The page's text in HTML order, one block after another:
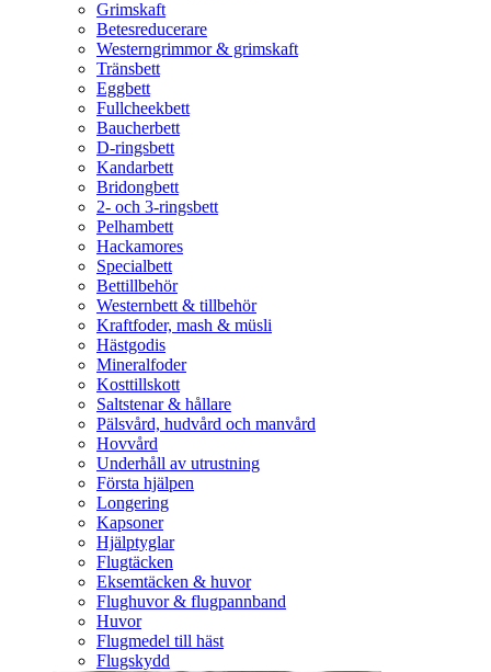
Grimskaft
Betesreducerare
Westerngrimmor & grimskaft
Tränsbett
Eggbett
Fullcheekbett
Baucherbett
D-ringsbett
Kandarbett
Bridongbett
2- och 3-ringsbett
Pelhambett
Hackamores
Specialbett
Bettillbehör
Westernbett & tillbehör
Kraftfoder, mash & müsli
Hästgodis
Mineralfoder
Kosttillskott
Saltstenar & hållare
Pälsvård, hudvård och manvård
Hovvård
Underhåll av utrustning
Första hjälpen
Longering
Kapsoner
Hjälptyglar
Flugtäcken
Eksemtäcken & huvor
Flughuvor & flugpannband
Huvor
Flugmedel till häst
Flugskydd